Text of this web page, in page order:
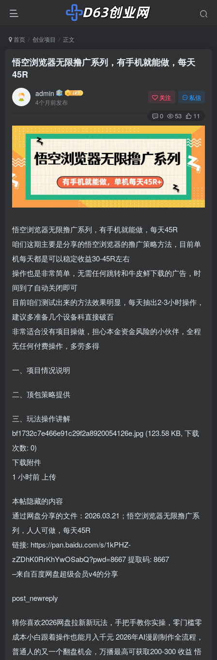
首页 创业项目 正文
悟空浏览器无限撸广系列，有手机就能做，每天
45R
admin
4个月前发布
关注 私信
0 53 11
悟空浏览器无限撸广系列，有手机就能做，每天45R
咱们这期主要是分享的悟空浏览器的撸广策略方法，目前单
机每天都是可以稳定收益30-45R左右
操作也是非常简单，无需任何跳转和牛皮鲜下载的广告，时
间到了自动关闭即可
目前咱们测试出来的方法效果明显，每天抽出2-3小时操作，
建议多准备几个设备科直接破百
非常适合没有项目操做，担心本金资金风险的小伙伴，全程
无任何付费操作，多劳多得
一、项目情况说明
二、顶包策略提供
三、玩法操作讲解
bf1732c7e466e91c29f2a8920054126e.jpg (123.58 KB, 下载
次数: 0)
下载附件
1 小时前 上传
本帖隐藏的内容
通过网盘分享的文件：2026.03.21；悟空浏览器无限撸广系
列，人人可做，每天45R
链接: https://pan.baidu.com/s/1kPHZ-
zZDhK0RrKhYwOSabQ?pwd=8667 提取码: 8667
–来自百度网盘超级会员v4的分享
post_newreply
猜你喜欢2026网盘拉新新玩法，手把手教你实操，零门槛零
成本小白跟着操作也能月入千元 2026年AI漫剧制作全流程，
普通人的又一个翻盘机会，万播最高可获取200-300 收益 悟